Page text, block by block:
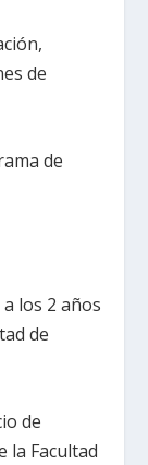
de
de
los 2 años
de
de
la Facultad